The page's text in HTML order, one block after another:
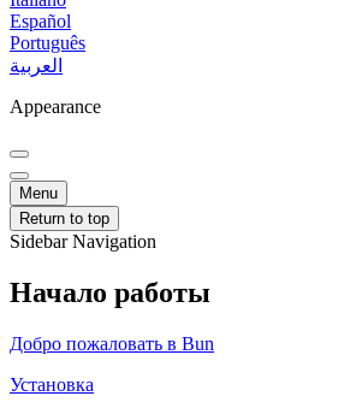
Español
Português
العربية
Appearance
Menu
Return to top
Sidebar Navigation
Начало работы
Добро пожаловать в Bun
Установка